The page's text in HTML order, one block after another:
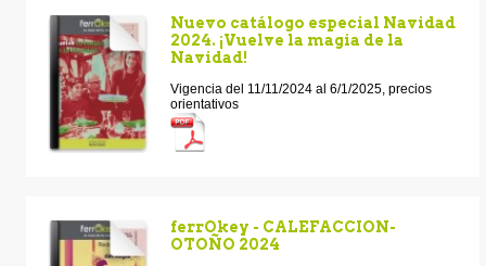
Nuevo catálogo especial Navidad
2024. ¡Vuelve la magia de la
Navidad!
Vigencia del 11/11/2024 al 6/1/2025, precios
orientativos
ferrOkey - CALEFACCION-
OTOÑO 2024